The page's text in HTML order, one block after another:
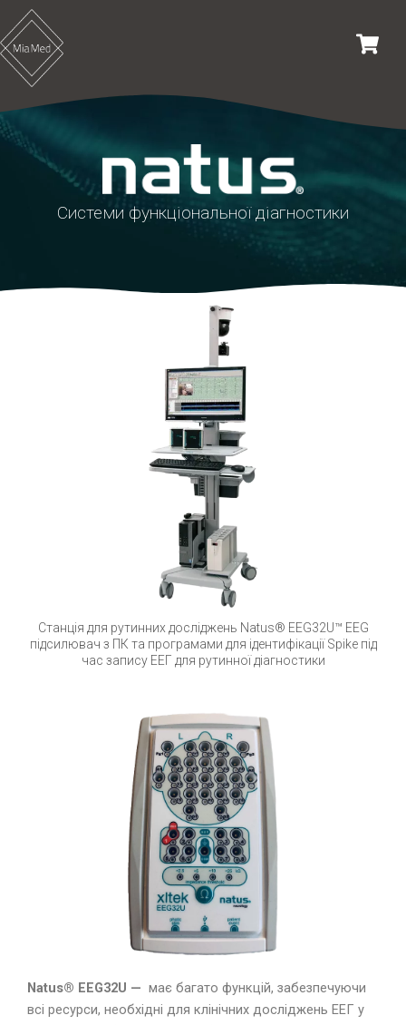
Перейти
до
вмісту
Системи функціональної діагностики
Станція для рутинних досліджень Natus® EEG32U™ EEG
підсилювач з ПК та програмами для ідентифікації Spike під
час запису ЕЕГ для рутинної діагностики
Natus® EEG32U — має багато функцій, забезпечуючи
всі ресурси, необхідні для клінічних досліджень ЕЕГ у